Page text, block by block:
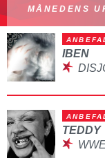
MÅNEDENS
IBEN
TEDDY